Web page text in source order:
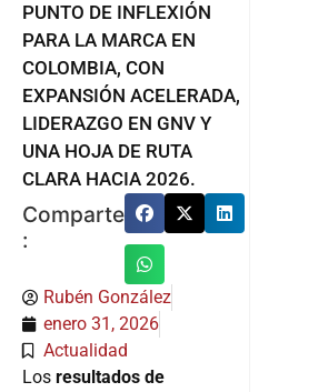
PUNTO DE INFLEXIÓN
PARA LA MARCA EN
COLOMBIA, CON
EXPANSIÓN ACELERADA,
LIDERAZGO EN GNV Y
UNA HOJA DE RUTA
CLARA HACIA 2026.
Comparte
:
Rubén González
enero 31, 2026
Actualidad
Los resultados de